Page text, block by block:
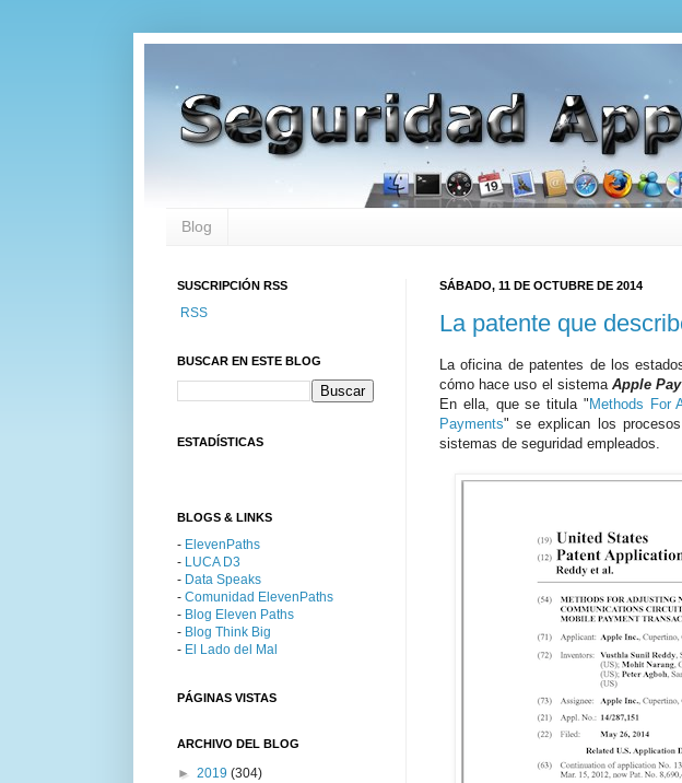
Blog
SÁBADO, 11 DE OCTUBRE DE 2014
La patente que
La oficina de patentes de los
cómo hace uso el sistemaApple Pay
En ella, que se titula " Methods For
Payments" se explican los
sistemas de seguridad empleados.
SUSCRIPCIÓN RSS
RSS
BUSCAR EN ESTE BLOG
ESTADÍSTICAS
BLOGS & LINKS
- ElevenPaths
- LUCA D3
- Data Speaks
- Comunidad ElevenPaths
- Blog Eleven Paths
- Blog Think Big
- El Lado del Mal
PÁGINAS VISTAS
ARCHIVO DEL BLOG
► 2019 (304)